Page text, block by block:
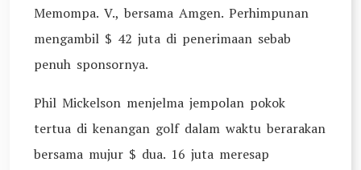
Memompa. V., bersama Amgen. Perhimpunan
mengambil $ 42 juta di penerimaan sebab
penuh sponsornya.
Phil Mickelson menjelma jempolan pokok
tertua di kenangan golf dalam waktu berarakan
bersama mujur $ dua. 16 juta meresap